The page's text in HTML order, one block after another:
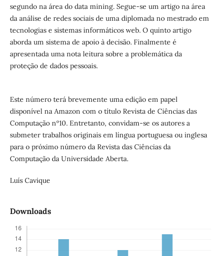
segundo na área do data mining. Segue-se um artigo na área
da análise de redes sociais de uma diplomada no mestrado em
tecnologias e sistemas informáticos web. O quinto artigo
aborda um sistema de apoio à decisão. Finalmente é
apresentada uma nota leitura sobre a problemática da
proteção de dados pessoais.
Este número terá brevemente uma edição em papel
disponível na Amazon com o título Revista de Ciências das
Computação nº10. Entretanto, convidam-se os autores a
submeter trabalhos originais em língua portuguesa ou inglesa
para o próximo número da Revista das Ciências da
Computação da Universidade Aberta.
Luís Cavique
Downloads